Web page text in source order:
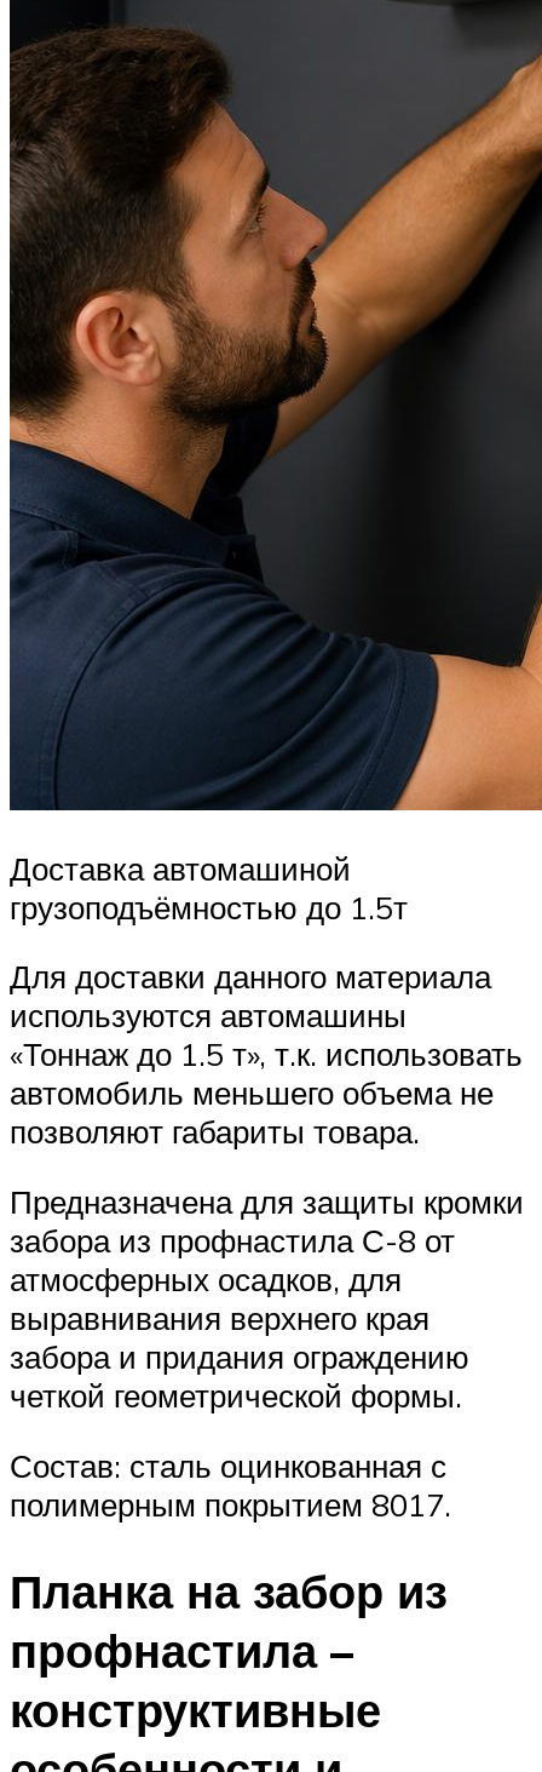
Доставка автомашиной
грузоподъёмностью до 1.5т
Для доставки данного материала
используются автомашины
«Тоннаж до 1.5 т», т.к. использовать
автомобиль меньшего объема не
позволяют габариты товара.
Предназначена для защиты кромки
забора из профнастила С-8 от
атмосферных осадков, для
выравнивания верхнего края
забора и придания ограждению
четкой геометрической формы.
Состав: сталь оцинкованная с
полимерным покрытием 8017.
Планка на забор из
профнастила –
конструктивные